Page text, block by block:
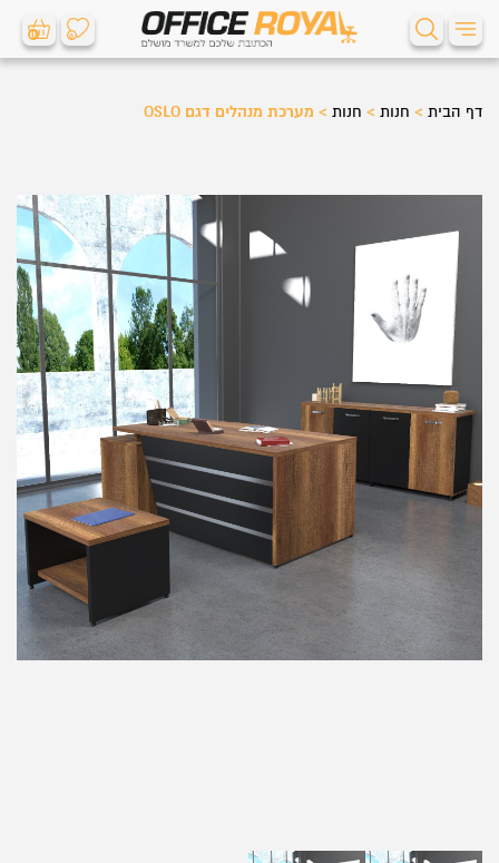
0 0
דף הבית > חנות > חנות > מערכת מנהלים דגם OSLO